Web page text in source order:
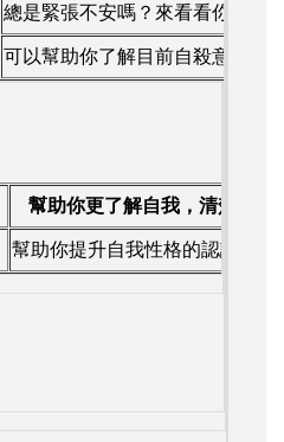
總是緊張不安嗎？來看看你的焦
可以幫助你了解目前自殺意念的
幫助你更了解自我，清楚知道
幫助你提升自我性格的認識。